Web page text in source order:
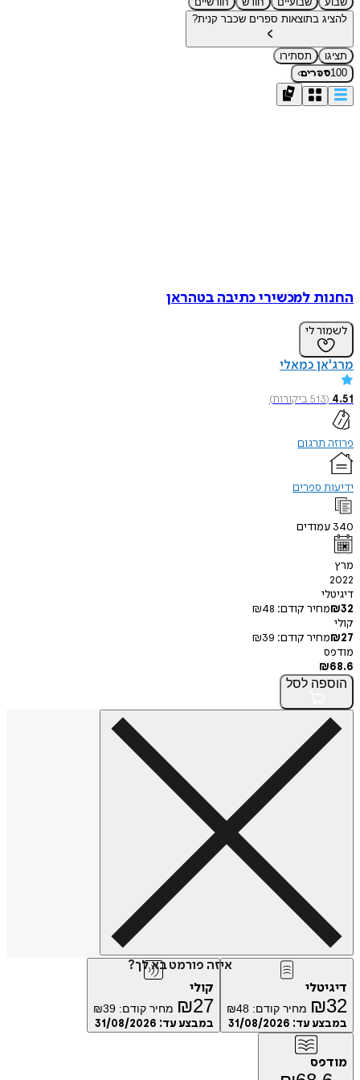
בתוצאות ספרים שכבר קנית?
תסתירו
›
למכשירי כתיבה בטהראן
לי
כמאלי
513 ביקורות)
תרגום
ספרים
קודם:
₪48
קודם: ₪39
לסל
איזה פורמט בא לך?
₪ מחיר קודם: ₪48
עד:31/08/2026
₪ 27 מחיר קודם: ₪39
במבצע עד:31/08/2026